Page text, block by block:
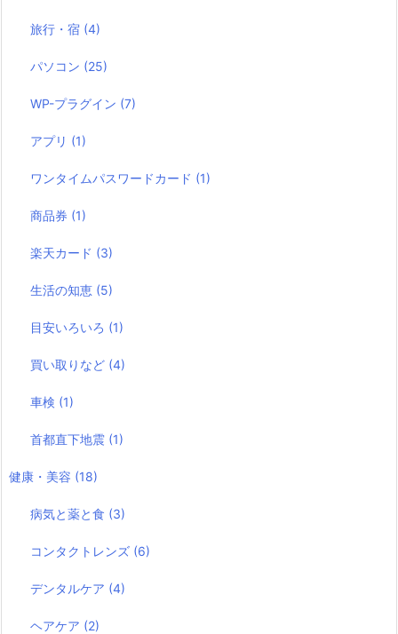
旅行・宿 (4)
パソコン (25)
WP-プラグイン (7)
アプリ (1)
ワンタイムパスワードカード (1)
商品券 (1)
楽天カード (3)
生活の知恵 (5)
目安いろいろ (1)
買い取りなど (4)
車検 (1)
首都直下地震 (1)
健康・美容 (18)
病気と薬と食 (3)
コンタクトレンズ (6)
デンタルケア (4)
ヘアケア (2)